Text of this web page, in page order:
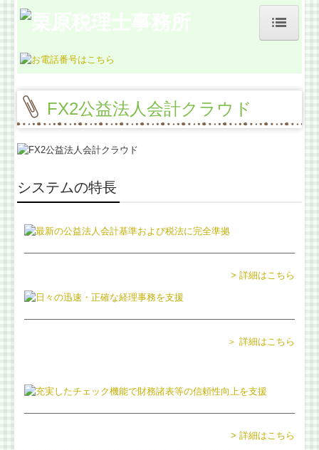
ホーム
事務所紹介
お客様の声
料金について
よくある質問
FX2公益法人会計クラウド
システムの特長
> 詳細はこちら
＞ 詳細はこちら
> 詳細はこちら